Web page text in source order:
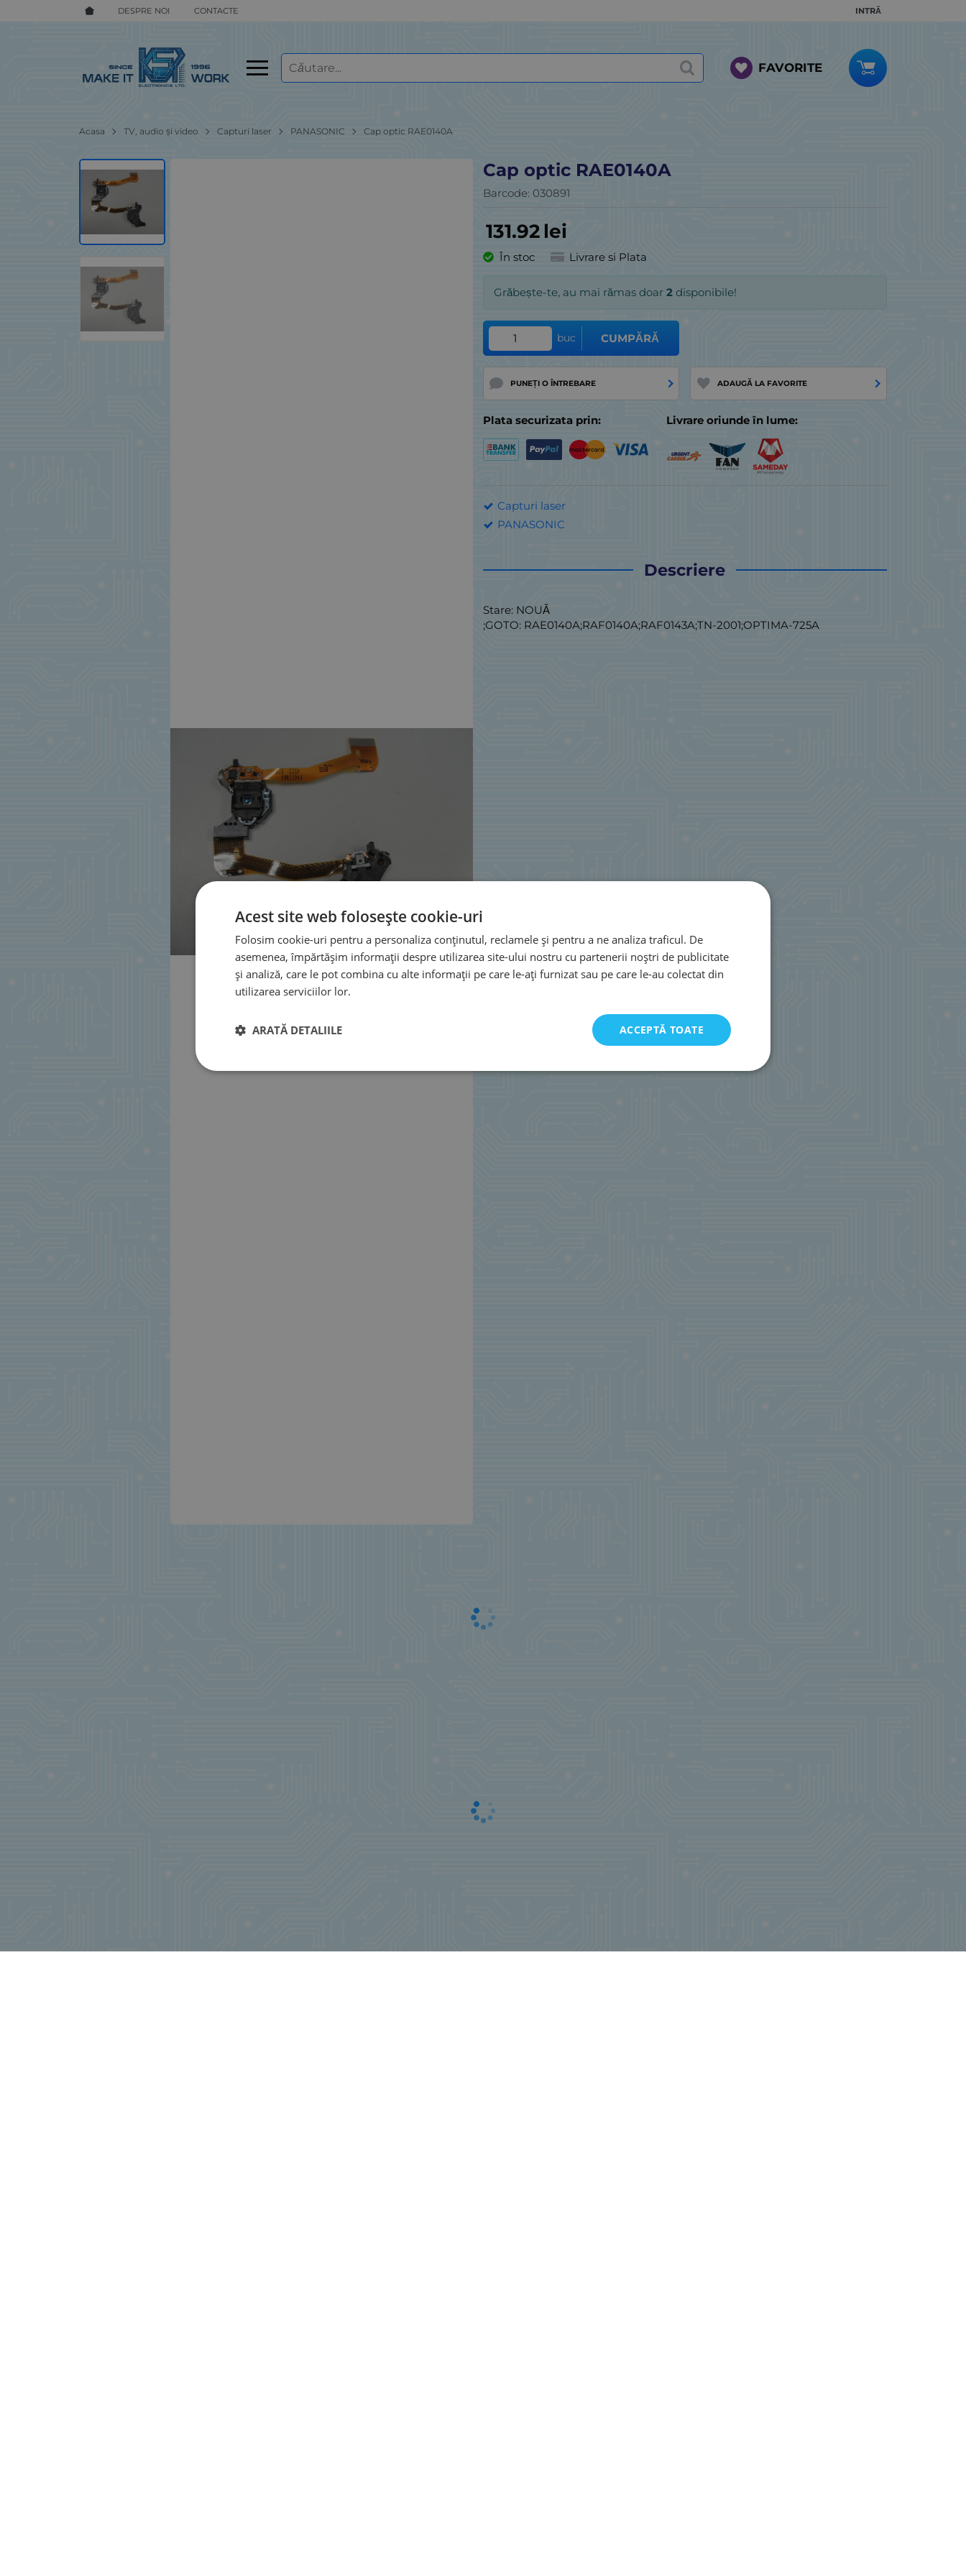
DESPRE NOI CONTACTE INTRĂ
FAVORITE
Acasa TV, audio și video Capturi laser PANASONIC Cap optic RAE0140A
Cap optic RAE0140A
Barcode: 030891
131.92 lei
În stoc Livrare si Plata
Grăbește-te, au mai rămas doar2 disponibile!
buc CUMPĂRĂ
PUNEȚI O ÎNTREBARE ADAUGĂ LA FAVORITE
Plata securizata prin: Livrare oriunde în lume:
Capturi laser
PANASONIC
Descriere
Stare: NOUĂ
;GOTO: RAE0140A;RAF0140A;RAF0143A;TN-2001;OPTIMA-725A
Acest site web folosește cookie-uri
Folosim cookie-uri pentru a personaliza conținutul, reclamele și pentru a ne analiza traficul. De
asemenea, împărtășim informații despre utilizarea site-ului nostru cu partenerii noștri de publicitate
și analiză, care le pot combina cu alte informații pe care le-ați furnizat sau pe care le-au colectat din
utilizarea serviciilor lor.
ACCEPTĂ TOATE
ARATĂ DETALIILE